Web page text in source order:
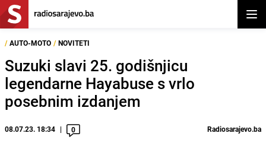
/ AUTO-MOTO / NOVITETI
Suzuki slavi 25. godišnjicu
legendarne Hayabuse s vrlo
posebnim izdanjem
08.07.23. 18:34 0 Radiosarajevo.ba